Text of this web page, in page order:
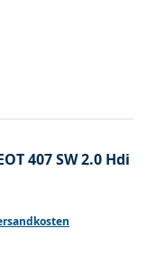
407 SW 2.0 Hdi